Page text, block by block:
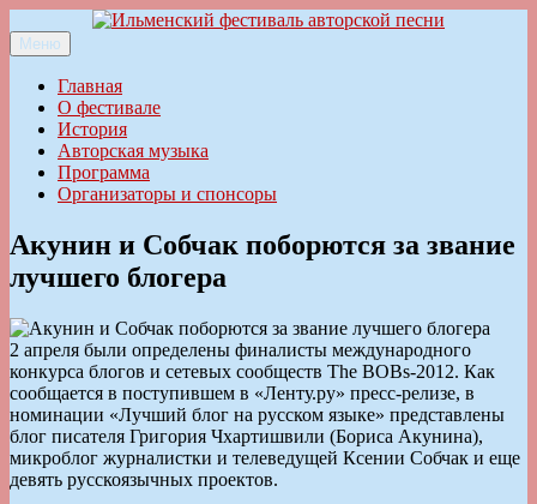
к
содержимому
Ильменский фестиваль авторской песни
Меню
Главная
О фестивале
История
Авторская музыка
Программа
Организаторы и спонсоры
Акунин и Собчак поборются за звание
лучшего блогера
2 апреля были определены финалисты международного
конкурса блогов и сетевых сообществ The BOBs-2012. Как
сообщается в поступившем в «Ленту.ру» пресс-релизе, в
номинации «Лучший блог на русском языке» представлены
блог писателя Григория Чхартишвили (Бориса Акунина),
микроблог журналистки и телеведущей Ксении Собчак и еще
девять русскоязычных проектов.